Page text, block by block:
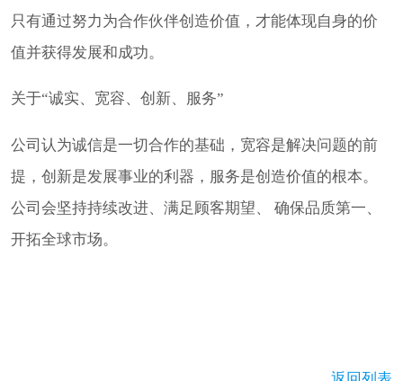
只有通过努力为合作伙伴创造价值，才能体现自身的价
值并获得发展和成功。
关于“诚实、宽容、创新、服务”
公司认为诚信是一切合作的基础，宽容是解决问题的前
提，创新是发展事业的利器，服务是创造价值的根本。
公司会坚持持续改进、满足顾客期望、 确保品质第一、
开拓全球市场。